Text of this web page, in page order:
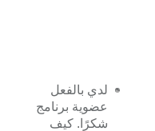
لدي بالفعل
عضوية برنامج
شكرًا. كيف